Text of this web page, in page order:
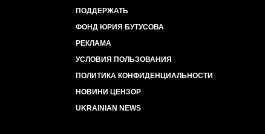
ПОДДЕРЖАТЬ
ФОНД ЮРИЯ БУТУСОВА
РЕКЛАМА
УСЛОВИЯ ПОЛЬЗОВАНИЯ
ПОЛИТИКА КОНФИДЕНЦИАЛЬНОСТИ
НОВИНИ ЦЕНЗОР
UKRAINIAN NEWS